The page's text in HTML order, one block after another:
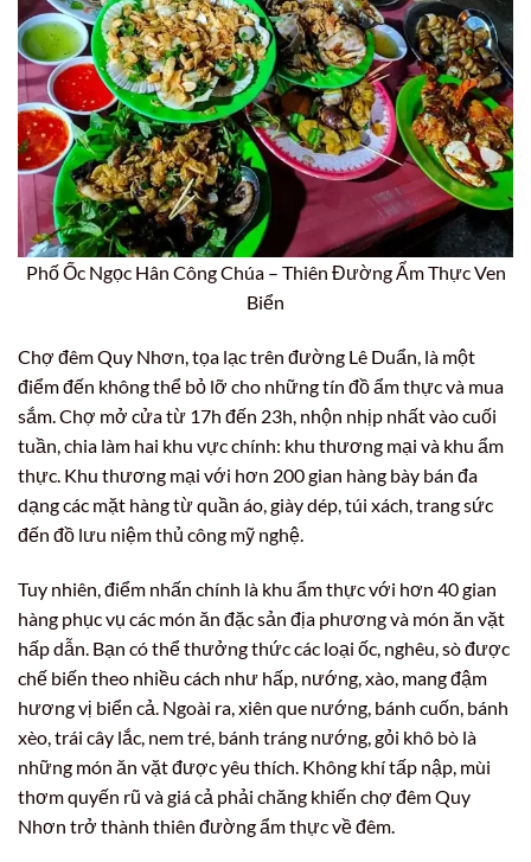
Phố Ốc Ngọc Hân Công Chúa – Thiên Đường Ẩm Thực Ven
Biển
Chợ đêm Quy Nhơn, tọa lạc trên đường Lê Duẩn, là một
điểm đến không thể bỏ lỡ cho những tín đồ ẩm thực và mua
sắm. Chợ mở cửa từ 17h đến 23h, nhộn nhịp nhất vào cuối
tuần, chia làm hai khu vực chính: khu thương mại và khu ẩm
thực. Khu thương mại với hơn 200 gian hàng bày bán đa
dạng các mặt hàng từ quần áo, giày dép, túi xách, trang sức
đến đồ lưu niệm thủ công mỹ nghệ.
Tuy nhiên, điểm nhấn chính là khu ẩm thực với hơn 40 gian
hàng phục vụ các món ăn đặc sản địa phương và món ăn vặt
hấp dẫn. Bạn có thể thưởng thức các loại ốc, nghêu, sò được
chế biến theo nhiều cách như hấp, nướng, xào, mang đậm
hương vị biển cả. Ngoài ra, xiên que nướng, bánh cuốn, bánh
xèo, trái cây lắc, nem tré, bánh tráng nướng, gỏi khô bò là
những món ăn vặt được yêu thích. Không khí tấp nập, mùi
thơm quyến rũ và giá cả phải chăng khiến chợ đêm Quy
Nhơn trở thành thiên đường ẩm thực về đêm.